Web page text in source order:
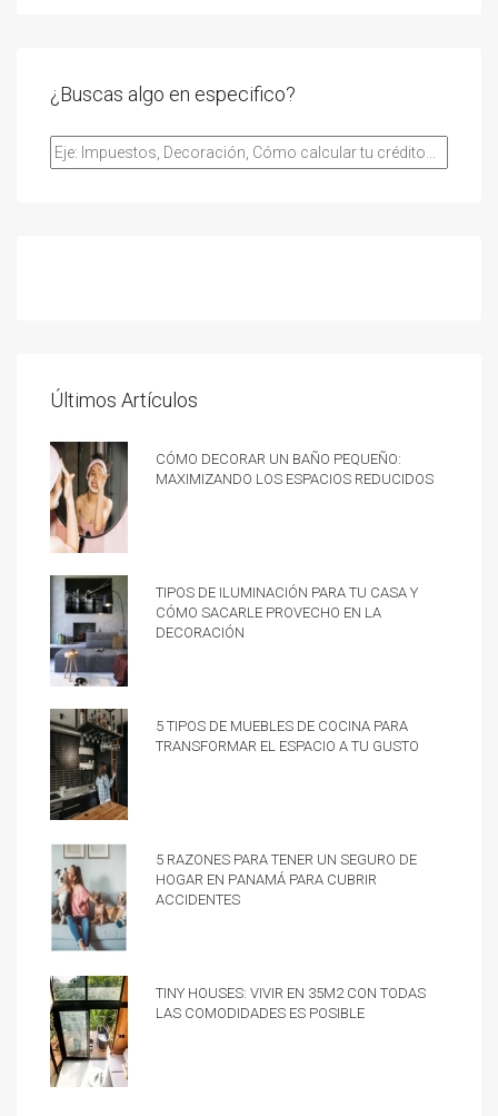
¿Buscas algo en especifico?
Últimos Artículos
Cómo decorar un baño pequeño:
Maximizando los espacios reducidos
Tipos de iluminación para tu casa y
cómo sacarle provecho en la
decoración
5 tipos de muebles de cocina para
transformar el espacio a tu gusto
5 razones para tener un Seguro de
hogar en Panamá para cubrir
accidentes
Tiny Houses: vivir en 35m2 con todas
las comodidades es posible